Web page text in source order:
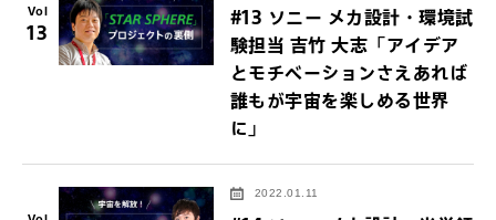
Vol
13
#13 ソニー メカ設計・環境試
験担当 吉竹 大志「アイデア
とモチベーションさえあれば
誰もが宇宙を楽しめる世界
に」
2022.01.11